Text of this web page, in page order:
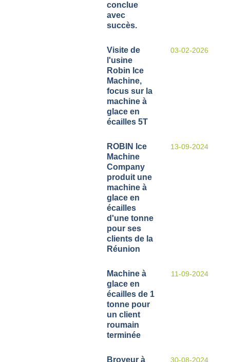
conclue
avec
succès.
03-02-2026
Visite de
l'usine
Robin Ice
Machine,
focus sur la
machine à
glace en
écailles 5T
13-09-2024
ROBIN Ice
Machine
Company
produit une
machine à
glace en
écailles
d'une tonne
pour ses
clients de la
Réunion
11-09-2024
Machine à
glace en
écailles de 1
tonne pour
un client
roumain
terminée
30-08-2024
Broyeur à